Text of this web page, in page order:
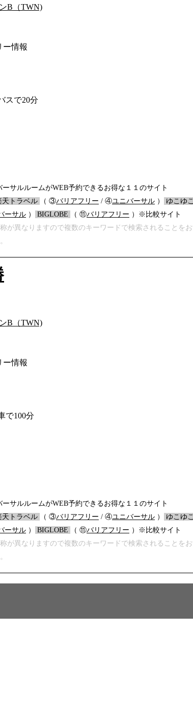
B（TWN)
ー情報
スで20分
サルルームがWEB予約できるお得な１１のサイト
天トラベル （ ③バリアフリー / ④ユニバーサル ） ゆこゆこ
ーサル ） BIGLOBE （ ⑪バリアフリー ）※比較サイト
が異なりますので複数のキーワードで検索されることを
B（TWN)
ー情報
で100分
サルルームがWEB予約できるお得な１１のサイト
天トラベル （ ③バリアフリー / ④ユニバーサル ） ゆこゆこ
ーサル ） BIGLOBE （ ⑪バリアフリー ）※比較サイト
が異なりますので複数のキーワードで検索されることを